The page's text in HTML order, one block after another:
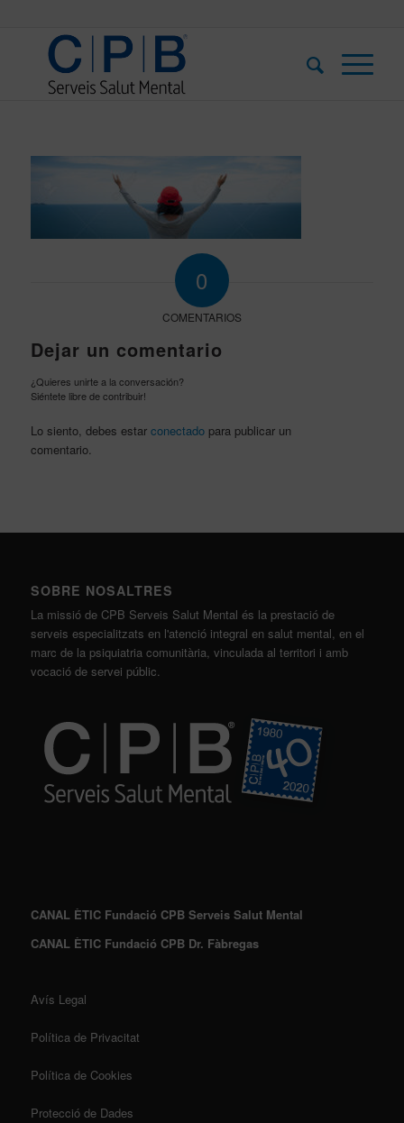
0
COMENTARIOS
Dejar un comentario
¿Quieres unirte a la conversación?
Siéntete libre de contribuir!
Lo siento, debes estar conectadopara publicar un
comentario.
SOBRE NOSALTRES
La missió de CPB Serveis Salut Mental és la prestació de
serveis especialitzats en l'atenció integral en salut mental, en el
marc de la psiquiatria comunitària, vinculada al territori i amb
vocació de servei públic.
CANAL ÈTIC Fundació CPB Serveis Salut Mental
CANAL ÈTIC Fundació CPB Dr. Fàbregas
Avís Legal
Política de Privacitat
Política de Cookies
Protecció de Dades